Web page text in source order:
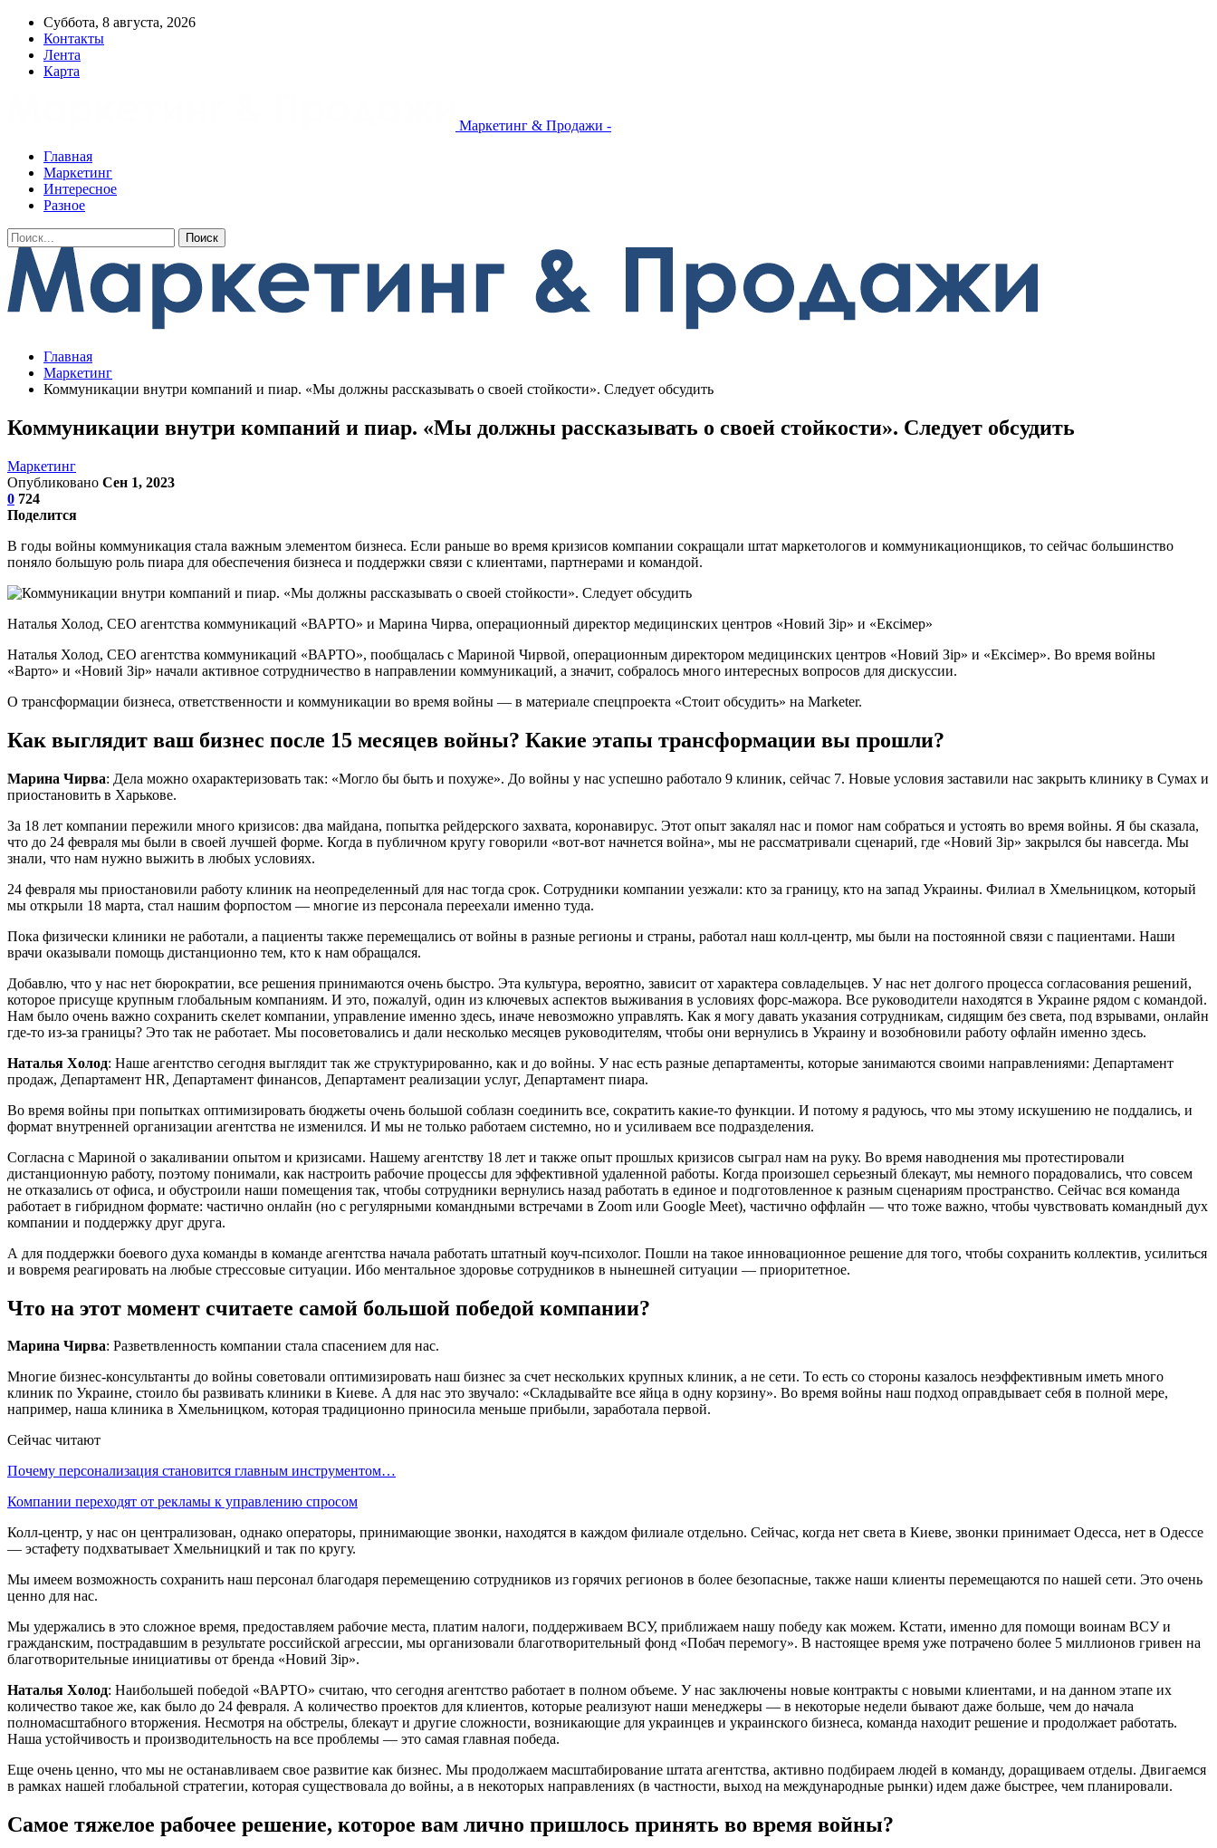
Суббота, 8 августа, 2026
Контакты
Лента
Карта
Маркетинг & Продажи -
Главная
Маркетинг
Интересное
Разное
Главная
Маркетинг
Коммуникации внутри компаний и пиар. «Мы должны рассказывать о своей стойкости». Следует обсудить
Коммуникации внутри компаний и пиар. «Мы должны рассказывать о своей стойкости». Следует обсудить
Маркетинг
Опубликовано Сен 1, 2023
0 724
Поделится
В годы войны коммуникация стала важным элементом бизнеса. Если раньше во время кризисов компании сокращали штат маркетологов и коммуникационщиков, то сейчас большинство
поняло большую роль пиара для обеспечения бизнеса и поддержки связи с клиентами, партнерами и командой.
Наталья Холод, CEO агентства коммуникаций «ВАРТО» и Марина Чирва, операционный директор медицинских центров «Новий Зір» и «Ексімер»
Наталья Холод, CEO агентства коммуникаций «ВАРТО», пообщалась с Мариной Чирвой, операционным директором медицинских центров «Новий Зір» и «Ексімер». Во время войны
«Варто» и «Новий Зір» начали активное сотрудничество в направлении коммуникаций, а значит, собралось много интересных вопросов для дискуссии.
О трансформации бизнеса, ответственности и коммуникации во время войны — в материале спецпроекта «Стоит обсудить» на Marketer.
Как выглядит ваш бизнес после 15 месяцев войны? Какие этапы трансформации вы прошли?
Марина Чирва: Дела можно охарактеризовать так: «Могло бы быть и похуже». До войны у нас успешно работало 9 клиник, сейчас 7. Новые условия заставили нас закрыть клинику в Сумах и
приостановить в Харькове.
За 18 лет компании пережили много кризисов: два майдана, попытка рейдерского захвата, коронавирус. Этот опыт закалял нас и помог нам собраться и устоять во время войны. Я бы сказала,
что до 24 февраля мы были в своей лучшей форме. Когда в публичном кругу говорили «вот-вот начнется война», мы не рассматривали сценарий, где «Новий Зір» закрылся бы навсегда. Мы
знали, что нам нужно выжить в любых условиях.
24 февраля мы приостановили работу клиник на неопределенный для нас тогда срок. Сотрудники компании уезжали: кто за границу, кто на запад Украины. Филиал в Хмельницком, который
мы открыли 18 марта, стал нашим форпостом — многие из персонала переехали именно туда.
Пока физически клиники не работали, а пациенты также перемещались от войны в разные регионы и страны, работал наш колл-центр, мы были на постоянной связи с пациентами. Наши
врачи оказывали помощь дистанционно тем, кто к нам обращался.
Добавлю, что у нас нет бюрократии, все решения принимаются очень быстро. Эта культура, вероятно, зависит от характера совладельцев. У нас нет долгого процесса согласования решений,
которое присуще крупным глобальным компаниям. И это, пожалуй, один из ключевых аспектов выживания в условиях форс-мажора. Все руководители находятся в Украине рядом с командой.
Нам было очень важно сохранить скелет компании, управление именно здесь, иначе невозможно управлять. Как я могу давать указания сотрудникам, сидящим без света, под взрывами, онлайн
где-то из-за границы? Это так не работает. Мы посоветовались и дали несколько месяцев руководителям, чтобы они вернулись в Украину и возобновили работу офлайн именно здесь.
Наталья Холод: Наше агентство сегодня выглядит так же структурированно, как и до войны. У нас есть разные департаменты, которые занимаются своими направлениями: Департамент
продаж, Департамент HR, Департамент финансов, Департамент реализации услуг, Департамент пиара.
Во время войны при попытках оптимизировать бюджеты очень большой соблазн соединить все, сократить какие-то функции. И потому я радуюсь, что мы этому искушению не поддались, и
формат внутренней организации агентства не изменился. И мы не только работаем системно, но и усиливаем все подразделения.
Согласна с Мариной о закаливании опытом и кризисами. Нашему агентству 18 лет и также опыт прошлых кризисов сыграл нам на руку. Во время наводнения мы протестировали
дистанционную работу, поэтому понимали, как настроить рабочие процессы для эффективной удаленной работы. Когда произошел серьезный блекаут, мы немного порадовались, что совсем
не отказались от офиса, и обустроили наши помещения так, чтобы сотрудники вернулись назад работать в единое и подготовленное к разным сценариям пространство. Сейчас вся команда
работает в гибридном формате: частично онлайн (но с регулярными командными встречами в Zoom или Google Meet), частично оффлайн — что тоже важно, чтобы чувствовать командный дух
компании и поддержку друг друга.
А для поддержки боевого духа команды в команде агентства начала работать штатный коуч-психолог. Пошли на такое инновационное решение для того, чтобы сохранить коллектив, усилиться
и вовремя реагировать на любые стрессовые ситуации. Ибо ментальное здоровье сотрудников в нынешней ситуации — приоритетное.
Что на этот момент считаете самой большой победой компании?
Марина Чирва: Разветвленность компании стала спасением для нас.
Многие бизнес-консультанты до войны советовали оптимизировать наш бизнес за счет нескольких крупных клиник, а не сети. То есть со стороны казалось неэффективным иметь много
клиник по Украине, стоило бы развивать клиники в Киеве. А для нас это звучало: «Складывайте все яйца в одну корзину». Во время войны наш подход оправдывает себя в полной мере,
например, наша клиника в Хмельницком, которая традиционно приносила меньше прибыли, заработала первой.
Сейчас читают
Почему персонализация становится главным инструментом…
Компании переходят от рекламы к управлению спросом
Колл-центр, у нас он централизован, однако операторы, принимающие звонки, находятся в каждом филиале отдельно. Сейчас, когда нет света в Киеве, звонки принимает Одесса, нет в Одессе
— эстафету подхватывает Хмельницкий и так по кругу.
Мы имеем возможность сохранить наш персонал благодаря перемещению сотрудников из горячих регионов в более безопасные, также наши клиенты перемещаются по нашей сети. Это очень
ценно для нас.
Мы удержались в это сложное время, предоставляем рабочие места, платим налоги, поддерживаем ВСУ, приближаем нашу победу как можем. Кстати, именно для помощи воинам ВСУ и
гражданским, пострадавшим в результате российской агрессии, мы организовали благотворительный фонд «Побач перемогу». В настоящее время уже потрачено более 5 миллионов гривен на
благотворительные инициативы от бренда «Новий Зір».
Наталья Холод: Наибольшей победой «ВАРТО» считаю, что сегодня агентство работает в полном объеме. У нас заключены новые контракты с новыми клиентами, и на данном этапе их
количество такое же, как было до 24 февраля. А количество проектов для клиентов, которые реализуют наши менеджеры — в некоторые недели бывают даже больше, чем до начала
полномасштабного вторжения. Несмотря на обстрелы, блекаут и другие сложности, возникающие для украинцев и украинского бизнеса, команда находит решение и продолжает работать.
Наша устойчивость и производительность на все проблемы — это самая главная победа.
Еще очень ценно, что мы не останавливаем свое развитие как бизнес. Мы продолжаем масштабирование штата агентства, активно подбираем людей в команду, доращиваем отделы. Двигаемся
в рамках нашей глобальной стратегии, которая существовала до войны, а в некоторых направлениях (в частности, выход на международные рынки) идем даже быстрее, чем планировали.
Самое тяжелое рабочее решение, которое вам лично пришлось принять во время войны?